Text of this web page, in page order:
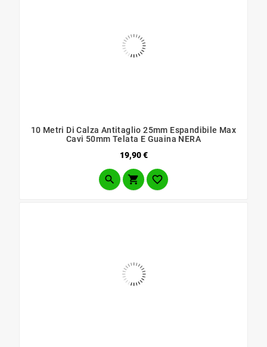
10 Metri Di Calza Antitaglio 25mm Espandibile Max
Cavi 50mm Telata E Guaina NERA
19,90 €Prezzo
  